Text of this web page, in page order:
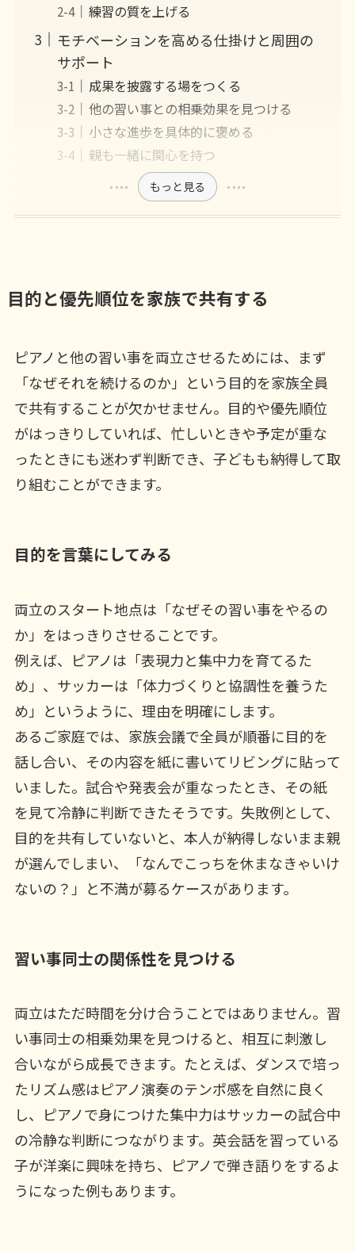
練習の質を上げる
モチベーションを高める仕掛けと周囲の
サポート
成果を披露する場をつくる
他の習い事との相乗効果を見つける
小さな進歩を具体的に褒める
親も一緒に関心を持つ
もっと見る
目的と優先順位を家族で共有する
ピアノと他の習い事を両立させるためには、まず
「なぜそれを続けるのか」という目的を家族全員
で共有することが欠かせません。目的や優先順位
がはっきりしていれば、忙しいときや予定が重な
ったときにも迷わず判断でき、子どもも納得して取
り組むことができます。
目的を言葉にしてみる
両立のスタート地点は「なぜその習い事をやるの
か」をはっきりさせることです。
例えば、ピアノは「表現力と集中力を育てるた
め」、サッカーは「体力づくりと協調性を養うた
め」というように、理由を明確にします。
あるご家庭では、家族会議で全員が順番に目的を
話し合い、その内容を紙に書いてリビングに貼って
いました。試合や発表会が重なったとき、その紙
を見て冷静に判断できたそうです。失敗例として、
目的を共有していないと、本人が納得しないまま親
が選んでしまい、「なんでこっちを休まなきゃいけ
ないの？」と不満が募るケースがあります。
習い事同士の関係性を見つける
両立はただ時間を分け合うことではありません。習
い事同士の相乗効果を見つけると、相互に刺激し
合いながら成長できます。たとえば、ダンスで培っ
たリズム感はピアノ演奏のテンポ感を自然に良く
し、ピアノで身につけた集中力はサッカーの試合中
の冷静な判断につながります。英会話を習っている
子が洋楽に興味を持ち、ピアノで弾き語りをするよ
うになった例もあります。